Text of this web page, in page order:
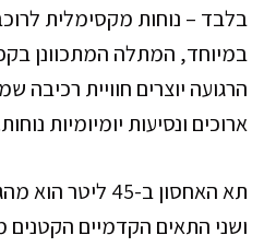
בלבד – נוחות מקסימלית
במיוחד, המתלה המתכוונן
הרגועה יוצרים חוויית רכיבה
ארוכים ונסיעות יומיומיות
תא האחסון ב-45
ושני התאים הקדמיים הקטנים